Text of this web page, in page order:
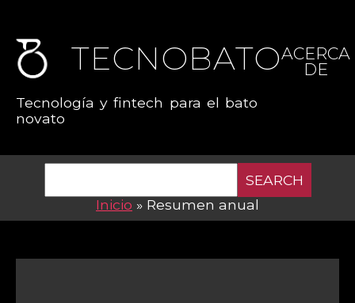
TECNOBATO
Tecnología y fintech para el bato
novato
ACERCA
DE
SEARCH
Inicio » Resumen anual